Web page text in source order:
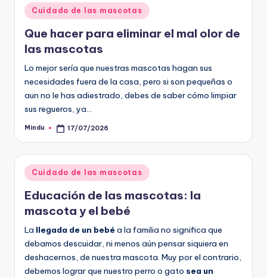
Publicado
en
Cuidado de las mascotas
Que hacer para eliminar el mal olor de
las mascotas
Lo mejor sería que nuestras mascotas hagan sus
necesidades fuera de la casa, pero si son pequeñas o
aun no le has adiestrado, debes de saber cómo limpiar
sus regueros, ya…
Publicado
Mindu 17/07/2026
Publicado
en
Cuidado de las mascotas
Educación de las mascotas: la
mascota y el bebé
La llegada de un bebé a la familia no significa que
debamos descuidar, ni menos aún pensar siquiera en
deshacernos, de nuestra mascota. Muy por el contrario,
debemos lograr que nuestro perro o gato sea un